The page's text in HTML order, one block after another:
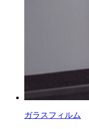
ガラスフィルム